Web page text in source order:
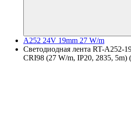
A252 24V 19mm 27 W/m
Светодиодная лента RT-A252-
CRI98 (27 W/m, IP20, 2835,